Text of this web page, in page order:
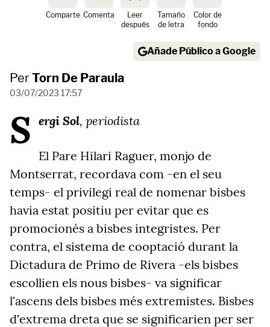
Comparte Comenta
Leer
después
Tamaño
de letra
Color de
fondo
Añade Público a Google
PerTorn De Paraula
03/07/2023 17:57
S ergi Sol, periodista
El Pare Hilari Raguer, monjo de
Montserrat, recordava com -en el seu
temps- el privilegi real de nomenar bisbes
havia estat positiu per evitar que es
promocionés a bisbes integristes. Per
contra, el sistema de cooptació durant la
Dictadura de Primo de Rivera -els bisbes
escollien els nous bisbes- va significar
l'ascens dels bisbes més extremistes. Bisbes
d'extrema dreta que se significarien per ser